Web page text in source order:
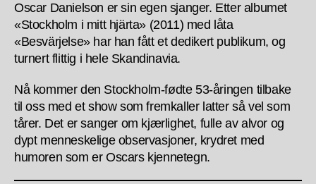
Oscar Danielson er sin egen sjanger. Etter albumet
«Stockholm i mitt hjärta» (2011) med låta
«Besvärjelse» har han fått et dedikert publikum, og
turnert flittig i hele Skandinavia.
Nå kommer den Stockholm-fødte 53-åringen tilbake
til oss med et show som fremkaller latter så vel som
tårer. Det er sanger om kjærlighet, fulle av alvor og
dypt menneskelige observasjoner, krydret med
humoren som er Oscars kjennetegn.